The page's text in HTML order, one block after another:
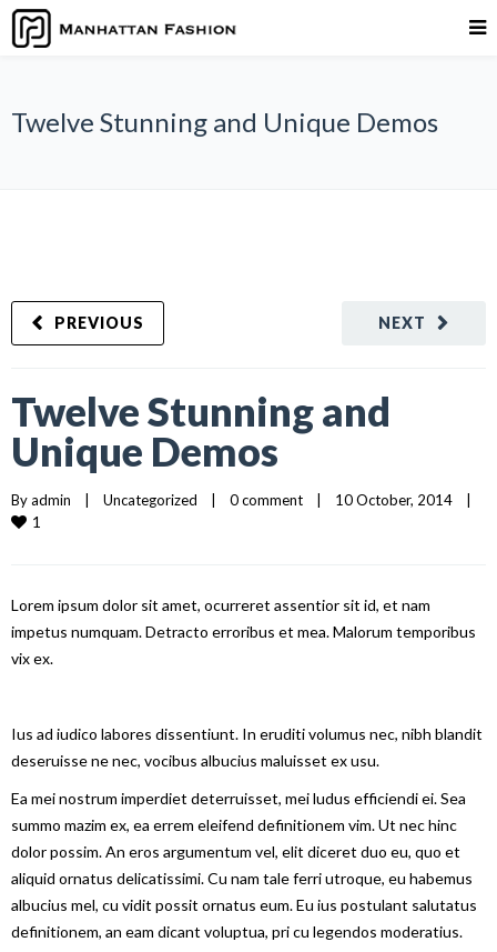
Twelve Stunning and Unique Demos
NEXT
PREVIOUS
Twelve Stunning and
Unique Demos
By admin Uncategorized 0 comment 10 October, 2014
1
Lorem ipsum dolor sit amet, ocurreret assentior sit id, et nam
impetus numquam. Detracto erroribus et mea. Malorum temporibus
vix ex.
Ius ad iudico labores dissentiunt. In eruditi volumus nec, nibh blandit
deseruisse ne nec, vocibus albucius maluisset ex usu.
Ea mei nostrum imperdiet deterruisset, mei ludus efficiendi ei. Sea
summo mazim ex, ea errem eleifend definitionem vim. Ut nec hinc
dolor possim. An eros argumentum vel, elit diceret duo eu, quo et
aliquid ornatus delicatissimi. Cu nam tale ferri utroque, eu habemus
albucius mel, cu vidit possit ornatus eum. Eu ius postulant salutatus
definitionem, an eam dicant voluptua, pri cu legendos moderatius.